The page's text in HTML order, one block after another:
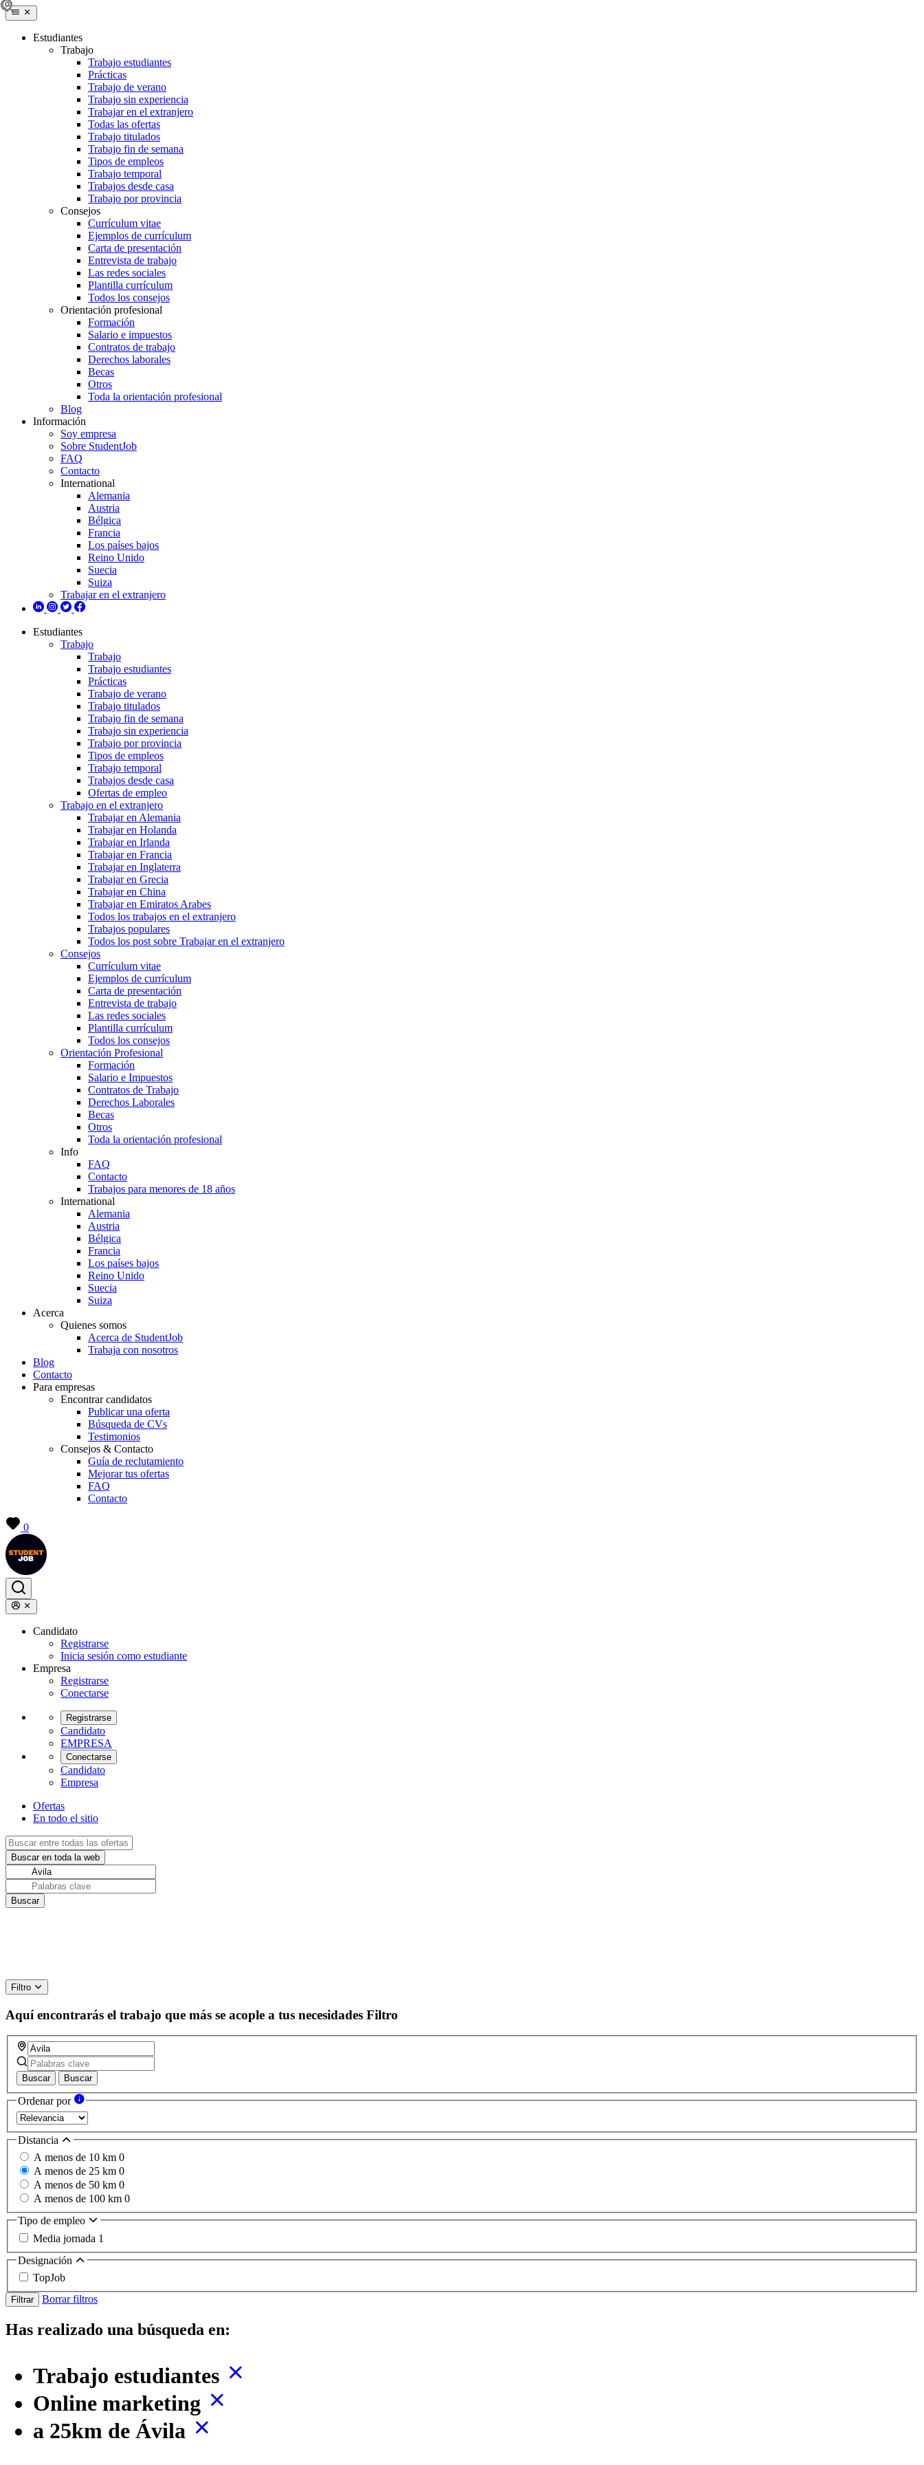
Estudiantes
Trabajo
Trabajo estudiantes
Prácticas
Trabajo de verano
Trabajo sin experiencia
Trabajar en el extranjero
Todas las ofertas
Trabajo titulados
Trabajo fin de semana
Tipos de empleos
Trabajo temporal
Trabajos desde casa
Trabajo por provincia
Consejos
Currículum vitae
Ejemplos de currículum
Carta de presentación
Entrevista de trabajo
Las redes sociales
Plantilla currículum
Todos los consejos
Orientación profesional
Formación
Salario e impuestos
Contratos de trabajo
Derechos laborales
Becas
Otros
Toda la orientación profesional
Blog
Información
Soy empresa
Sobre StudentJob
FAQ
Contacto
International
Alemania
Austria
Bélgica
Francia
Los países bajos
Reino Unido
Suecia
Suiza
Trabajar en el extranjero
Estudiantes
Trabajo
Trabajo
Trabajo estudiantes
Prácticas
Trabajo de verano
Trabajo titulados
Trabajo fin de semana
Trabajo sin experiencia
Trabajo por provincia
Tipos de empleos
Trabajo temporal
Trabajos desde casa
Ofertas de empleo
Trabajo en el extranjero
Trabajar en Alemania
Trabajar en Holanda
Trabajar en Irlanda
Trabajar en Francia
Trabajar en Inglaterra
Trabajar en Grecia
Trabajar en China
Trabajar en Emiratos Arabes
Todos los trabajos en el extranjero
Trabajos populares
Todos los post sobre Trabajar en el extranjero
Consejos
Currículum vitae
Ejemplos de currículum
Carta de presentación
Entrevista de trabajo
Las redes sociales
Plantilla currículum
Todos los consejos
Orientación Profesional
Formación
Salario e Impuestos
Contratos de Trabajo
Derechos Laborales
Becas
Otros
Toda la orientación profesional
Info
FAQ
Contacto
Trabajos para menores de 18 años
International
Alemania
Austria
Bélgica
Francia
Los países bajos
Reino Unido
Suecia
Suiza
Acerca
Quienes somos
Acerca de StudentJob
Trabaja con nosotros
Blog
Contacto
Para empresas
Encontrar candidatos
Publicar una oferta
Búsqueda de CVs
Testimonios
Consejos & Contacto
Guía de reclutamiento
Mejorar tus ofertas
FAQ
Contacto
0
Candidato
Registrarse
Inicia sesión como estudiante
Empresa
Registrarse
Conectarse
Registrarse
Candidato
EMPRESA
Conectarse
Candidato
Empresa
Ofertas
En todo el sitio
Filtro
Aquí encontrarás el trabajo que más se acople a tus necesidades Filtro
Buscar Buscar
Ordenar por
Distancia
A menos de 10 km 0
A menos de 25 km 0
A menos de 50 km 0
A menos de 100 km 0
Tipo de empleo
Media jornada 1
Designación
TopJob
Filtrar Borrar filtros
Has realizado una búsqueda en:
Trabajo estudiantes
Online marketing
a 25km de Ávila